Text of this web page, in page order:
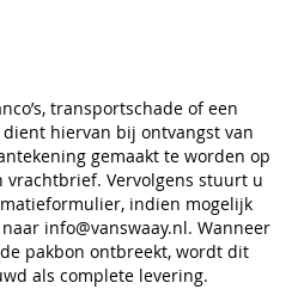
transportschade of een
hiervan bij ontvangst van
gemaakt te worden op
vrachtbrief. Vervolgens stuurt u
indien mogelijk
naar info@vanswaay.nl. Wanneer
pakbon ontbreekt, wordt dit
als complete levering.